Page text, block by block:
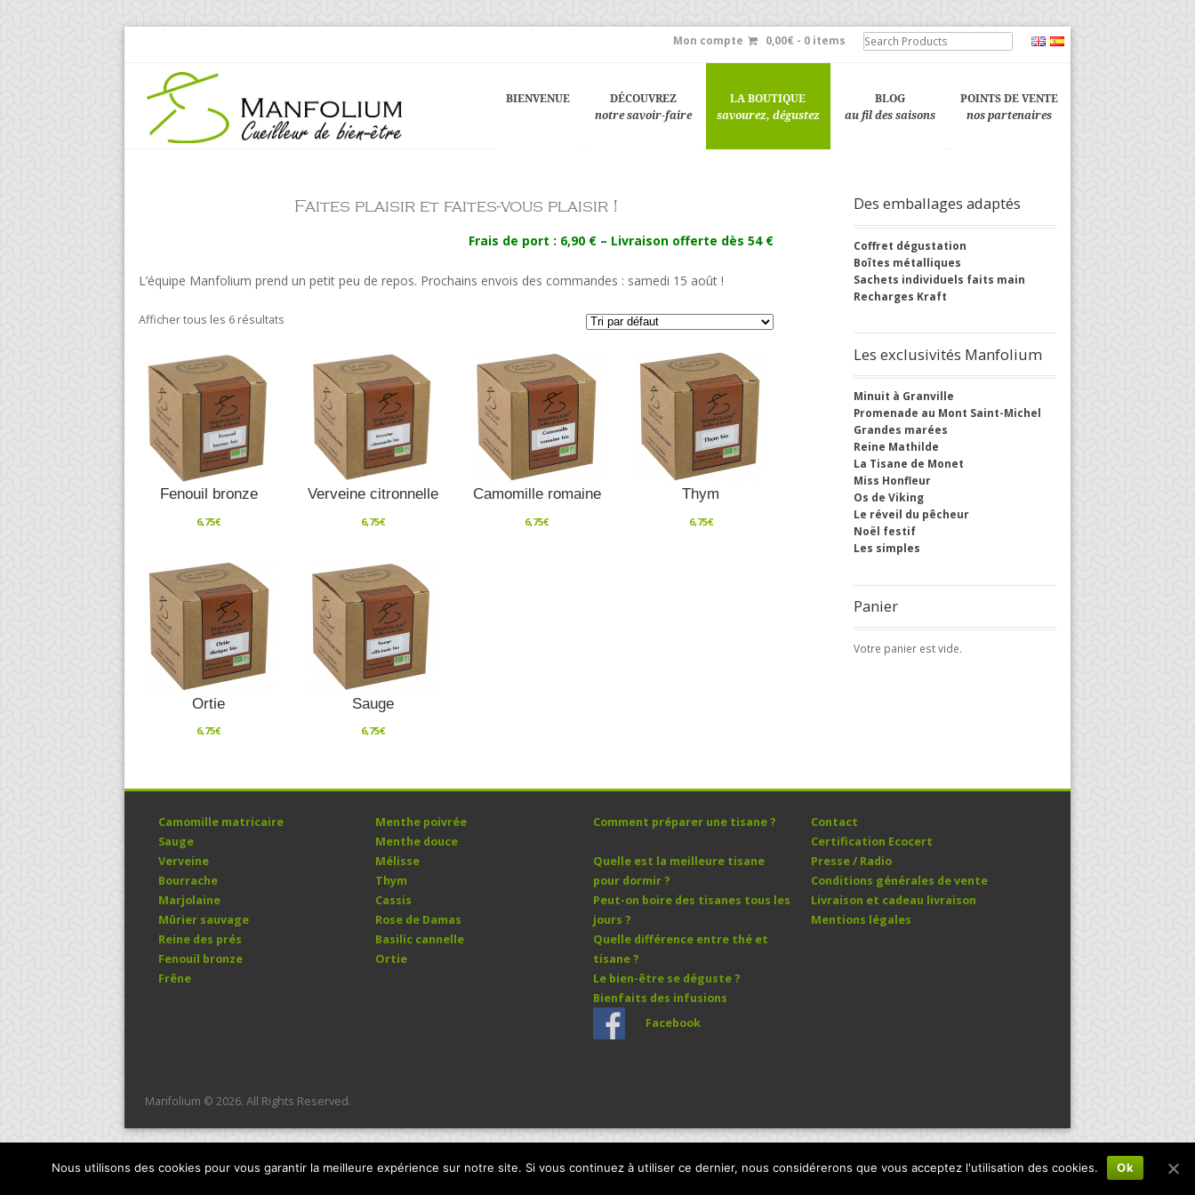
Mon compte 0,00€ - 0 items
BIENVENUE
DÉCOUVREZ
notre savoir-faire
LA BOUTIQUE
savourez, dégustez
BLOG
au fil des saisons
POINTS DE VENTE
nos partenaires
Faites plaisir et faites-vous plaisir !
Frais de port : 6,90 € – Livraison offerte dès 54 €
L’équipe Manfolium prend un petit peu de repos. Prochains envois des commandes : samedi 15 août !
Afficher tous les 6 résultats
Fenouil bronze
6,75€
Verveine citronnelle
6,75€
Camomille romaine
6,75€
Thym
6,75€
Ortie
6,75€
Sauge
6,75€
Des emballages adaptés
Coffret dégustation
Boîtes métalliques
Sachets individuels faits main
Recharges Kraft
Les exclusivités Manfolium
Minuit à Granville
Promenade au Mont Saint-Michel
Grandes marées
Reine Mathilde
La Tisane de Monet
Miss Honfleur
Os de Viking
Le réveil du pêcheur
Noël festif
Les simples
Panier
Votre panier est vide.
Camomille matricaire
Sauge
Verveine
Bourrache
Marjolaine
Mûrier sauvage
Reine des prés
Fenouil bronze
Frêne
Menthe poivrée
Menthe douce
Mélisse
Thym
Cassis
Rose de Damas
Basilic cannelle
Ortie
Comment préparer une tisane ?
Quelle est la meilleure tisane
pour dormir ?
Peut-on boire des tisanes tous les
jours ?
Quelle différence entre thé et
tisane ?
Le bien-être se déguste ?
Bienfaits des infusions
Facebook
Contact
Certification Ecocert
Presse / Radio
Conditions générales de vente
Livraison et cadeau livraison
Mentions légales
Manfolium © 2026. All Rights Reserved.
Nous utilisons des cookies pour vous garantir la meilleure expérience sur notre site. Si vous continuez à utiliser ce dernier, nous considérerons que vous acceptez l'utilisation des cookies. Ok